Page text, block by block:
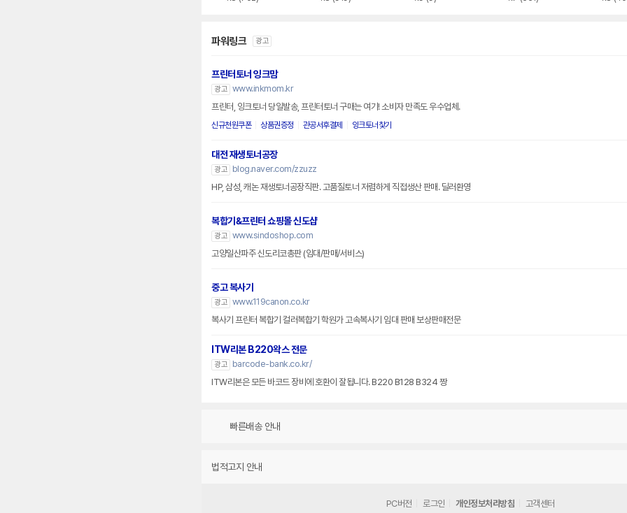
파워링크 광고
프린터토너 잉크맘
광고 www.inkmom.kr
프린터, 잉크토너 당일발송, 프린터토너 구매는 여기! 소비자 만족도 우수업체.
신규천원쿠폰 상품권증정 관공서후결제 잉크토너찿기
대전 재생토너공장
광고
blog.naver.com/zzuzz
HP, 삼성, 캐논 재생토너공장직판. 고품질토너 저렴하게 직접생산 판매. 딜러환영
복합기&프린터 쇼핑몰 신도샵
광고 www.sindoshop.com
고양일산파주 신도리코총판 (임대/판매/서비스)
중고 복사기
광고 www.119canon.co.kr
복사기 프린터 복합기 컬러복합기 학원가 고속복사기 임대 판매 보상판매전문
ITW리본 B220왁스 전문
광고
barcode-bank.co.kr/
ITW리본은 모든 바코드 장비에 호환이 잘됩니다. B220 B128 B324 짱
빠른배송 안내
법적고지 안내
PC버전 로그인 개인정보처리방침 고객센터